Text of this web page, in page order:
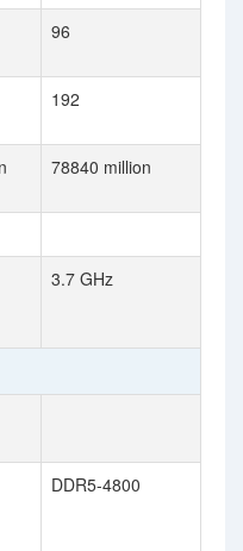
96
192
78840 million
3.7 GHz
DDR5-4800